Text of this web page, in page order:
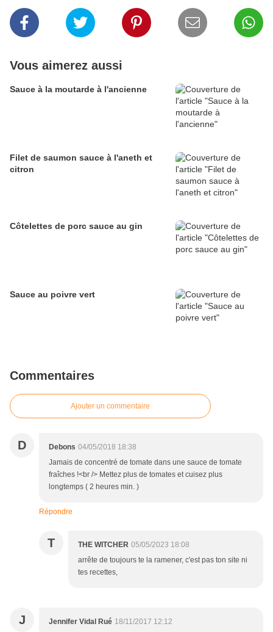
Vous aimerez aussi
Sauce à la moutarde à l'ancienne
Filet de saumon sauce à l'aneth et
citron
Côtelettes de porc sauce au gin
Sauce au poivre vert
Commentaires
Ajouter un commentaire
D Debons 04/05/2018 18:38
Jamais de concentré de tomate dans une sauce de tomate
fraîches !<br /> Mettez plus de tomates et cuisez plus
longtemps ( 2 heures min. )
Répondre
T THE WITCHER 05/05/2023 18:08
arrête de toujours te la ramener, c'est pas ton site ni
tes recettes,
J Jennifer Vidal Rué 18/11/2017 12:12